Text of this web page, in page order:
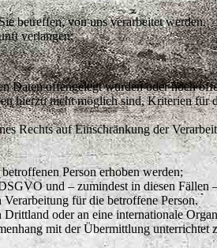
betreffen, von uns verarbeitet werden.
verlangen:
Daten offengelegt wurden oder noch
hierzu nicht möglich sind, Kriterien für
Rechts auf Einschränkung der
Person erhoben werden;
und – zumindest in diesen Fällen
für die betroffene Person.
oder an eine internationale
mit der Übermittlung unterrichtet